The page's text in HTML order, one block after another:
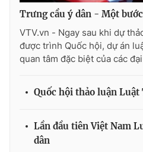
THỜI BÁO VTV
Cơ quan chủ quản:
Trưng cầu ý dân - Một
VTV.vn - Ngay sau khi dự
được trình Quốc hội, dự án
quan tâm đặc biệt của các
Quốc hội thảo luận Luật
Lần đầu tiên Việt Nam
dân